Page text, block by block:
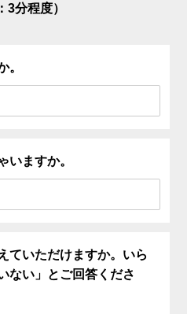
3分程度）
。
いますか。
ていただけますか。いら
ない」とご回答くださ